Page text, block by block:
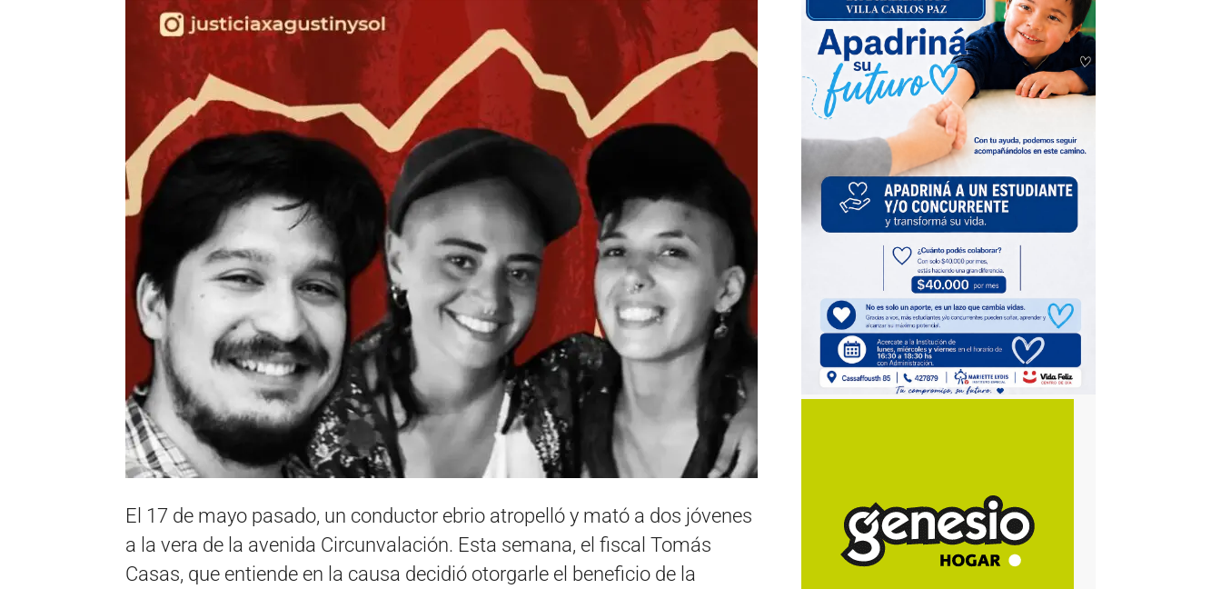
El 17 de mayo pasado, un conductor ebrio atropelló y mató a dos jóvenes
a la vera de la avenida Circunvalación. Esta semana, el fiscal Tomás
Casas, que entiende en la causa decidió otorgarle el beneficio de la